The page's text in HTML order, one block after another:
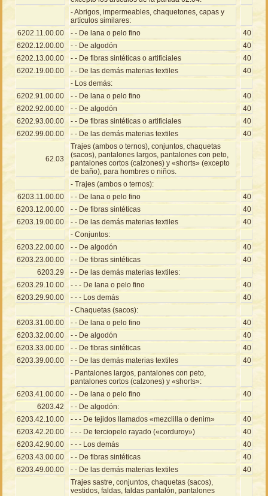
- Abrigos, impermeables, chaquetones, capas y
artículos similares:
6202.11.00.00
- - De lana o pelo fino
40
6202.12.00.00
- - De algodón
40
6202.13.00.00
- - De fibras sintéticas o artificiales
40
6202.19.00.00
- - De las demás materias textiles
40
- Los demás:
6202.91.00.00
- - De lana o pelo fino
40
6202.92.00.00
- - De algodón
40
6202.93.00.00
- - De fibras sintéticas o artificiales
40
6202.99.00.00
- - De las demás materias textiles 40
62.03
Trajes (ambos o ternos), conjuntos, chaquetas
(sacos), pantalones largos, pantalones con peto,
pantalones cortos (calzones) y «shorts» (excepto
de baño), para hombres o niños.
- Trajes (ambos o ternos):
6203.11.00.00
- - De lana o pelo fino
40
6203.12.00.00
- - De fibras sintéticas
40
6203.19.00.00
- - De las demás materias textiles
40
- Conjuntos:
6203.22.00.00
- - De algodón
40
6203.23.00.00
- - De fibras sintéticas
40
6203.29
- - De las demás materias textiles:
6203.29.10.00
- - - De lana o pelo fino
40
6203.29.90.00
- - - Los demás
40
- Chaquetas (sacos):
6203.31.00.00
- - De lana o pelo fino
40
6203.32.00.00
- - De algodón
40
6203.33.00.00
- - De fibras sintéticas
40
6203.39.00.00
- - De las demás materias textiles
40
- Pantalones largos, pantalones con peto,
pantalones cortos (calzones) y «shorts»:
6203.41.00.00
- - De lana o pelo fino
40
6203.42
- - De algodón:
6203.42.10.00
- - - De tejidos llamados «mezclilla o denim»
40
6203.42.20.00
- - - De terciopelo rayado («corduroy»)
40
6203.42.90.00
- - - Los demás
40
6203.43.00.00
- - De fibras sintéticas
40
6203.49.00.00
- - De las demás materias textiles 40
Trajes sastre, conjuntos, chaquetas (sacos),
vestidos, faldas, faldas pantalón, pantalones